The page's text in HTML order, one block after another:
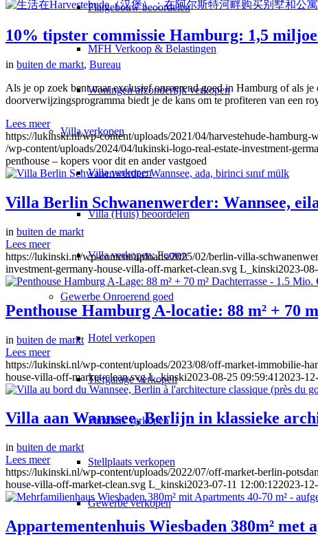
Flatgebouw beoordelen
MFH Verkoop & Belastingen
Woningen afzonderlijk verkopen
Villaverkopen
Villa verkopen
Villa (Huis) beoordelen
Villa verkopen: Fouten
Gewerbe Onroerend goed
Hotel verkopen
Tiefgarage verkopen
Parkhuis verkopen
Stellplaats verkopen
Gewerbe verkopen
10% tipster commissie Hamburg: 1,5
in buiten de markt, Bureau
Als je op zoek bent naar exclusief onroerend goed in Hamburg of als
doorverwijzingsprogramma biedt je de kans om te profiteren van een
Lees meer
https://lukinski.nl/wp-content/uploads/2021/04/harvestehude-
/wp-content/uploads/2024/04/lukinski-logo-real-estate-investment-
penthouse – kopers voor dit en ander vastgoed
Villa Berlin Schwanenwerder: Wannsee,
in buiten de markt
Lees meer
https://lukinski.nl/wp-content/uploads/2025/02/berlin-villa-
investment-germany-house-villa-off-market-clean.svg L_kinski2023-
Penthouse Hamburg A-locatie: 88 m² + 70
in buiten de markt
Lees meer
https://lukinski.nl/wp-content/uploads/2023/08/off-market-immobilie-
house-villa-off-market-clean.svg L_kinski2023-08-25 09:59:41 2023-
Villa aan Wannsee, Berlijn in klassieke
in buiten de markt
Lees meer
https://lukinski.nl/wp-content/uploads/2022/07/off-market-berlin-
house-villa-off-market-clean.svg L_kinski2023-07-11 12:00:122023-
Appartementenhuis Wiesbaden 380m² met